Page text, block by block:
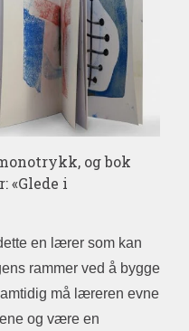
og bok
«Glede i
en lærer som kan
rammer ved å bygge
må læreren evne
og være en